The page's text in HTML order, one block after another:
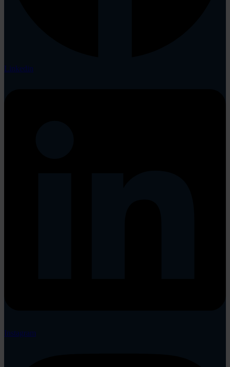
Linkedin
Instagram